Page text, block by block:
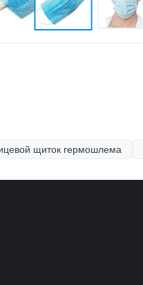
щиток гермошлема